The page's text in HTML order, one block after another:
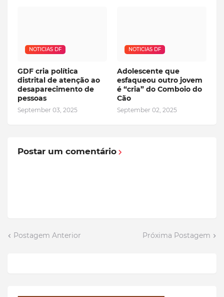
NOTICIAS DF
GDF cria política
distrital de atenção ao
desaparecimento de
pessoas
September 03, 2025
NOTICIAS DF
Adolescente que
esfaqueou outro jovem
é “cria” do Comboio do
Cão
September 02, 2025
Postar um comentário
Postagem Anterior Próxima Postagem